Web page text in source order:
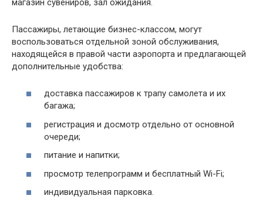
Пассажиры, летающие бизнес-классом, могут
воспользоваться отдельной зоной обслуживания,
находящейся в правой части аэропорта и предлагающей
дополнительные удобства:
доставка пассажиров к трапу самолета и их
багажа;
регистрация и досмотр отдельно от основной
очереди;
питание и напитки;
просмотр телепрограмм и бесплатный Wi-Fi;
индивидуальная парковка.